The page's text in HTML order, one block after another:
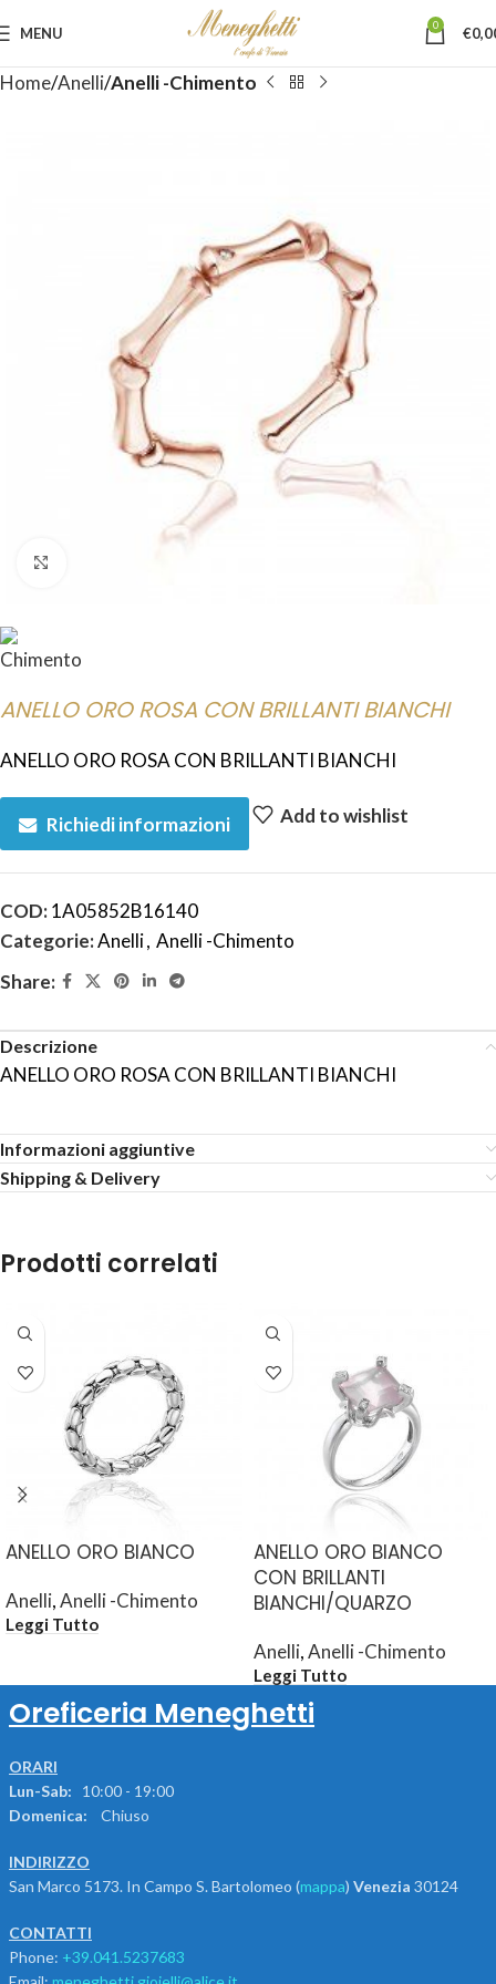
MENU 0 €
Home Anelli Anelli -Chimento
ANELLO ORO ROSA CON BRILLANTI BIANCHI
ANELLO ORO ROSA CON BRILLANTI BIANCHI
Richiedi informazioni Add to wishlist
COD:1A05852B16140
Categorie:Anelli, Anelli -Chimento
Share:
Descrizione
ANELLO ORO ROSA CON BRILLANTI BIANCHI
Informazioni aggiuntive
Shipping & Delivery
Prodotti correlati
ANELLO ORO BIANCO
Anelli,Anelli -Chimento
Leggi Tutto
ANELLO ORO BIANCO
CON BRILLANTI
BIANCHI/QUARZO
Anelli,Anelli -Chimento
Leggi Tutto
Oreficeria Meneghetti
ORARI
Lun-Sab: 10:00 - 19:00
Domenica:
Chiuso
INDIRIZZO
San Marco 5173. In Campo S. Bartolomeo (mappa) Venezia 30124
CONTATTI
Phone: +39.041.5237683